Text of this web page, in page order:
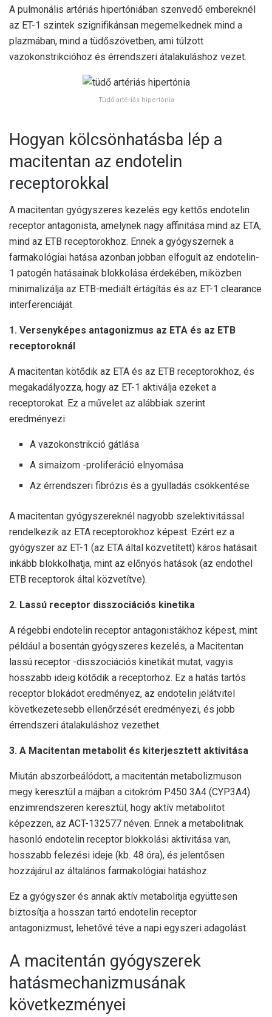
A pulmonális artériás hipertóniában szenvedő embereknél
az ET-1 szintek szignifikánsan megemelkednek mind a
plazmában, mind a tüdőszövetben, ami túlzott
vazokonstrikcióhoz és érrendszeri átalakuláshoz vezet.
Tüdő artériás hipertónia
Hogyan kölcsönhatásba lép a
macitentan az endotelin
receptorokkal
A macitentan gyógyszeres kezelés egy kettős endotelin
receptor antagonista, amelynek nagy affinitása mind az ETA,
mind az ETB receptorokhoz. Ennek a gyógyszernek a
farmakológiai hatása azonban jobban elfogult az endotelin-
1 patogén hatásainak blokkolása érdekében, miközben
minimalizálja az ETB-mediált értágítás és az ET-1 clearance
interferenciáját.
1. Versenyképes antagonizmus az ETA és az ETB
receptoroknál
A macitentan kötődik az ETA és az ETB receptorokhoz, és
megakadályozza, hogy az ET-1 aktiválja ezeket a
receptorokat. Ez a művelet az alábbiak szerint
eredményezi:
A vazokonstrikció gátlása
A simaizom -proliferáció elnyomása
Az érrendszeri fibrózis és a gyulladás csökkentése
A macitentan gyógyszereknél nagyobb szelektivitással
rendelkezik az ETA receptorokhoz képest. Ezért ez a
gyógyszer az ET-1 (az ETA által közvetített) káros hatásait
inkább blokkolhatja, mint az előnyös hatások (az endothel
ETB receptorok által közvetítve).
2. Lassú receptor disszociációs kinetika
A régebbi endotelin receptor antagonistákhoz képest, mint
például a bosentán gyógyszeres kezelés, a Macitentan
lassú receptor -disszociációs kinetikát mutat, vagyis
hosszabb ideig kötődik a receptorhoz. Ez a hatás tartós
receptor blokádot eredményez, az endotelin jelátvitel
következetesebb ellenőrzését eredményezi, és jobb
érrendszeri átalakuláshoz vezethet.
3. A Macitentan metabolit és kiterjesztett aktivitása
Miután abszorbeálódott, a macitentán metabolizmuson
megy keresztül a májban a citokróm P450 3A4 (CYP3A4)
enzimrendszeren keresztül, hogy aktív metabolitot
képezzen, az ACT-132577 néven. Ennek a metabolitnak
hasonló endotelin receptor blokkolási aktivitása van,
hosszabb felezési ideje (kb. 48 óra), és jelentősen
hozzájárul az általános farmakológiai hatáshoz.
Ez a gyógyszer és annak aktív metabolitja együttesen
biztosítja a hosszan tartó endotelin receptor
antagonizmust, lehetővé téve a napi egyszeri adagolást.
A macitentán gyógyszerek
hatásmechanizmusának
következményei